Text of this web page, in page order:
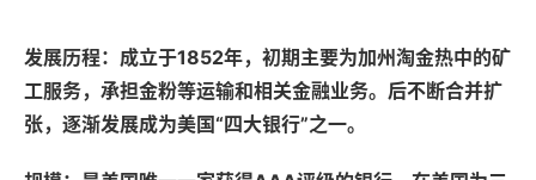
发展历程：成立于1852年，初期主要为加州淘金热中的矿
工服务，承担金粉等运输和相关金融业务。后不断合并扩
张，逐渐发展成为美国“四大银行”之一。